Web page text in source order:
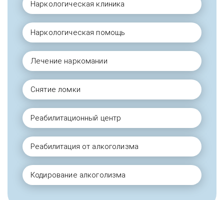
Наркологическая клиника
Наркологическая помощь
Лечение наркомании
Снятие ломки
Реабилитационный центр
Реабилитация от алкоголизма
Кодирование алкоголизма